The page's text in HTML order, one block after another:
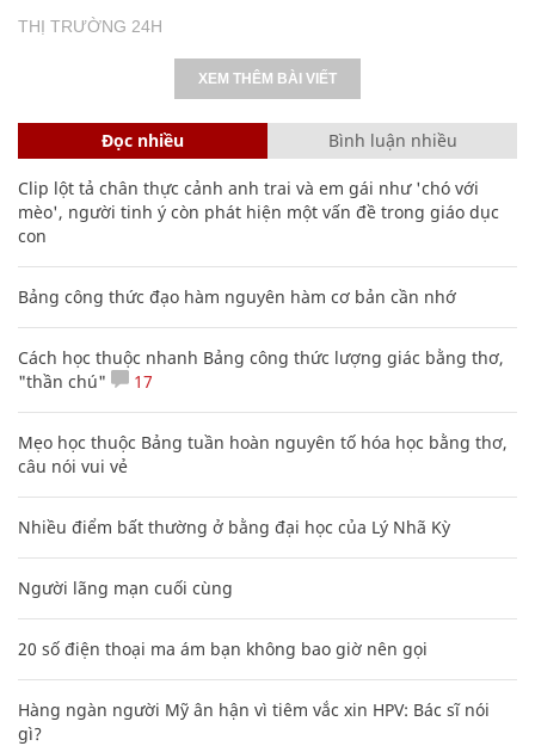
THỊ TRƯỜNG 24H
XEM THÊM BÀI VIẾT
Đọc nhiều Bình luận nhiều
Clip lột tả chân thực cảnh anh trai và em gái như 'chó với
mèo', người tinh ý còn phát hiện một vấn đề trong giáo dục
con
Bảng công thức đạo hàm nguyên hàm cơ bản cần nhớ
Cách học thuộc nhanh Bảng công thức lượng giác bằng thơ,
"thần chú"
17
Mẹo học thuộc Bảng tuần hoàn nguyên tố hóa học bằng thơ,
câu nói vui vẻ
Nhiều điểm bất thường ở bằng đại học của Lý Nhã Kỳ
Người lãng mạn cuối cùng
20 số điện thoại ma ám bạn không bao giờ nên gọi
Hàng ngàn người Mỹ ân hận vì tiêm vắc xin HPV: Bác sĩ nói
gì?